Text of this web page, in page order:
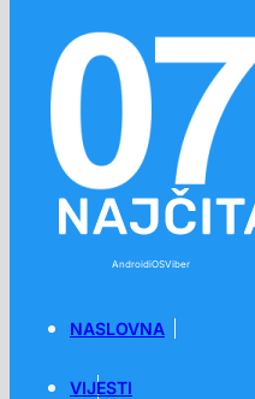
AndroidiOSViber
NASLOVNA
VIJESTI